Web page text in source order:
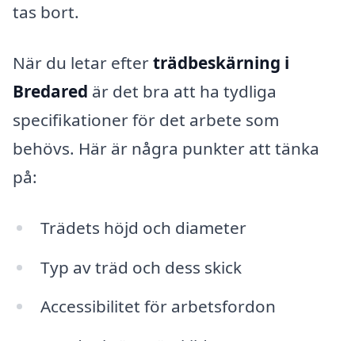
tas bort.
När du letar efterträdbeskärning i
Bredared är det bra att ha tydliga
specifikationer för det arbete som
behövs. Här är några punkter att tänka
på:
Trädets höjd och diameter
Typ av träd och dess skick
Accessibilitet för arbetsfordon